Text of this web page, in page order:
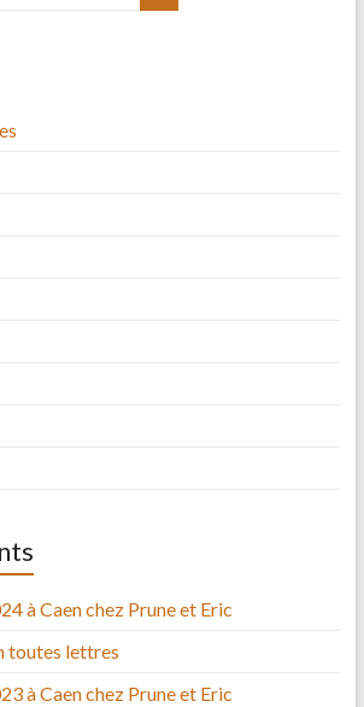
à Caen chez Prune et Eric
toutes lettres
à Caen chez Prune et Eric